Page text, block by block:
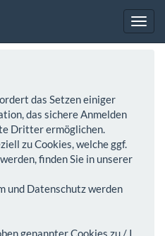
das Setzen einiger
das sichere Anmelden
Dritter ermöglichen.
zu Cookies, welche ggf.
finden Sie in unserer
und Datenschutz werden
genannter Cookies zu / I